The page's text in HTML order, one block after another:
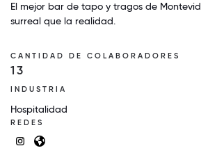
El mejor bar de tapo y tragos de
surreal que la realidad.
CANTIDAD DE COLABORADORES
13
INDUSTRIA
Hospitalidad
REDES